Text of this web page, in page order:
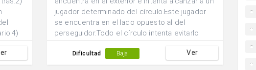
jugador determinado del círculo.Este jugador
se encuentra en el lado opuesto al del
perseguidor.Todo el círculo intenta evitarlo
Dificultad Baja Ver